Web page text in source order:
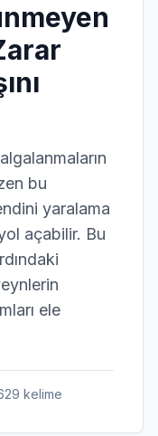
bu
yaralama
açabilir. Bu
ele
kelime